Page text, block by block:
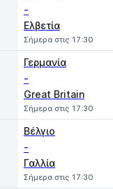
-
Ελβετία
Σήμερα στις 17:30
Γερμανία
-
Great Britain
Σήμερα στις 17:30
Βέλγιο
-
Γαλλία
Σήμερα στις 17:30